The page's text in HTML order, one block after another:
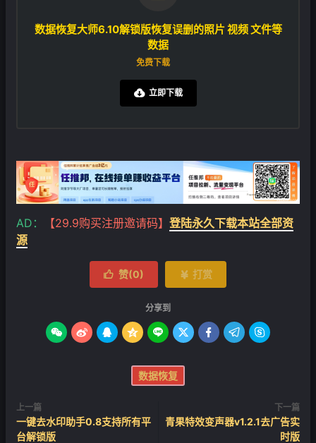
数据恢复大师6.10解锁版恢复误删的照片 视频 文件等
数据
免费下载
立即下载
AD： 【29.9购买注册邀请码】 登陆永久下载本站全部资
源
 赞(0)  打赏
分享到
        
数据恢复
上一篇
一键去水印助手0.8支持所有平
台解锁版
下一篇
青果特效变声器v1.2.1去广告实
时版